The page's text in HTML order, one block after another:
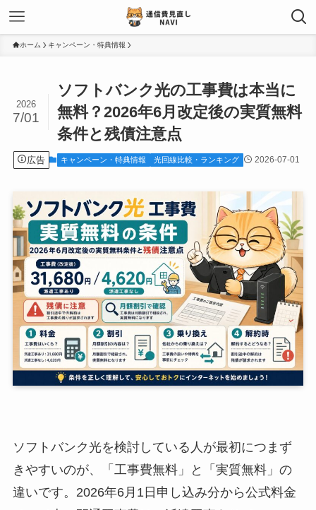
ホーム キャンペーン・特典情報
ソフトバンク光の工事費は本当に
無料？2026年6月改定後の実質無料
条件と残債注意点
2026
7/01
広告 キャンペーン・特典情報 光回線比較・ランキング 2026-07-01
ソフトバンク光を検討している人が最初につまず
きやすいのが、「工事費無料」と「実質無料」の
違いです。2026年6月1日申し込み分から公式料金